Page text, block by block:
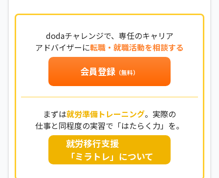
dodaチャレンジで、専任のキャリア
アドバイザーに転職・就職活動を相談する
会員登録 （無料）
まずは就労準備トレーニング。実際の
仕事と同程度の実習で「はたらく力」を。
就労移行支援
「ミラトレ」について